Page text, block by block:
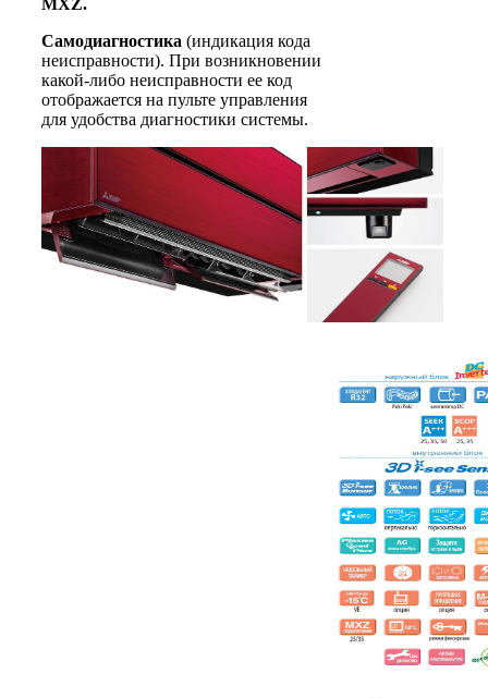
Самодиагностика (индикация кода
неисправности). При возникновении
какой-либо неисправности ее код
отображается на пульте управления
для удобства диагностики системы.